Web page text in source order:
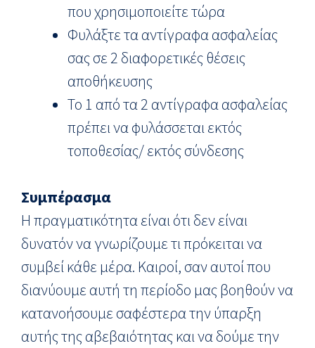
που χρησιμοποιείτε τώρα
Φυλάξτε τα αντίγραφα ασφαλείας
σας σε 2 διαφορετικές θέσεις
αποθήκευσης
Το 1 από τα 2 αντίγραφα ασφαλείας
πρέπει να φυλάσσεται εκτός
τοποθεσίας/ εκτός σύνδεσης
Συμπέρασμα
Η πραγματικότητα είναι ότι δεν είναι
δυνατόν να γνωρίζουμε τι πρόκειται να
συμβεί κάθε μέρα. Καιροί, σαν αυτοί που
διανύουμε αυτή τη περίοδο μας βοηθούν να
κατανοήσουμε σαφέστερα την ύπαρξη
αυτής της αβεβαιότητας και να δούμε την